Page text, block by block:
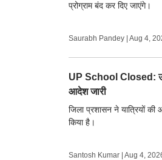
प्रोग्राम बंद कर दिए जाएंगे।
Saurabh Pandey Aug 4,
UP School Closed:
आदेश जारी
जिला प्रशासन ने यात्रियों
किया है।
Santosh Kumar Aug 4,